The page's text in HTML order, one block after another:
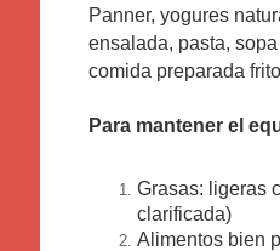
Panner, yogures
ensalada, pasta,
comida preparada
Para mantener el
Grasas: ligeras
clarificada)
Alimentos bien